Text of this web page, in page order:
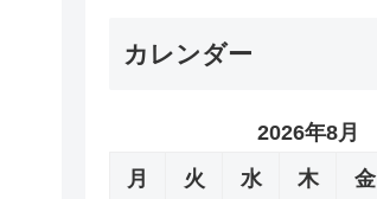
カレンダー
2026年8月
月
火 水 木 金